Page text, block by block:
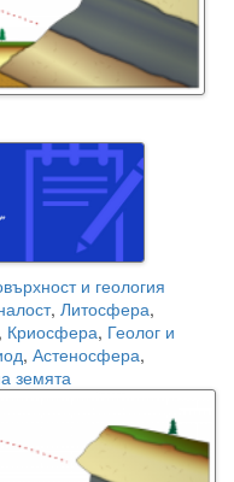
и геология
, Литосфера,
, Криосфера, Геолог и
, Астеносфера,
земята